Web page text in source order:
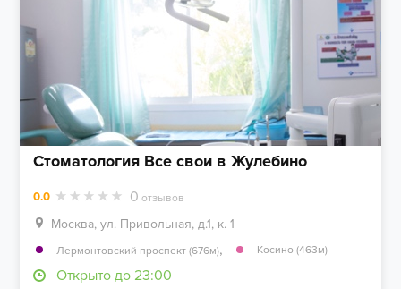
Стоматология Все свои в Жулебино
0.0 0 отзывов
Москва, ул. Привольная, д.1, к. 1
Лермонтовский проспект (676м), Косино (463м)
Открыто до 23:00